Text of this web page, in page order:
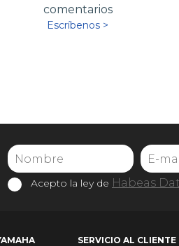
comentarios
Escríbenos >
Acepto la ley de Habeas
SERVICIO AL CLIENTE